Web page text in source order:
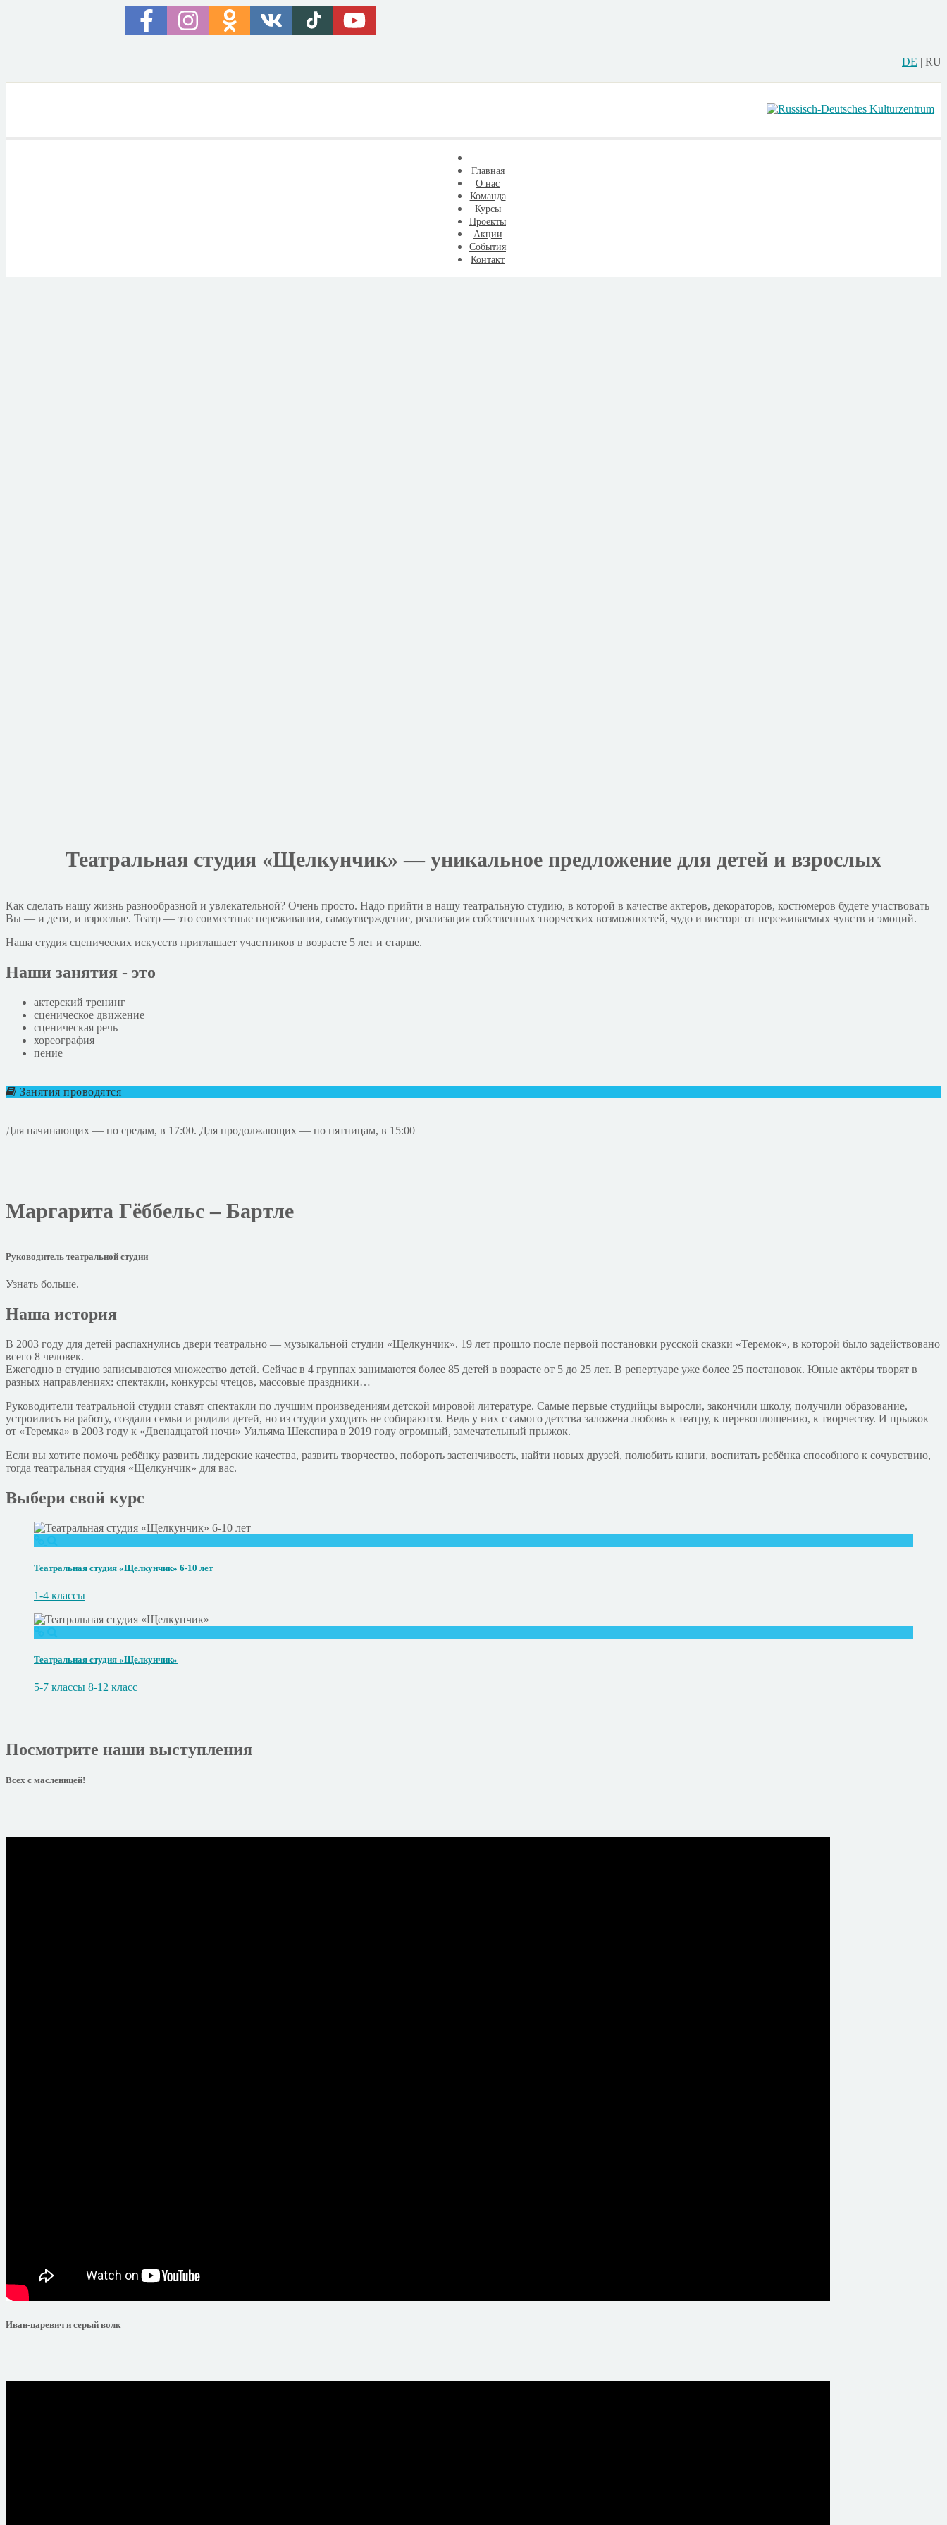
DE | RU
Главная
О нас
Команда
Курсы
Проекты
Акции
События
Контакт
Театральная студия «Щелкунчик» — уникальное предложение для детей и взрослых
Как сделать нашу жизнь разнообразной и увлекательной? Очень просто. Надо прийти в нашу театральную студию, в которой в качестве актеров, декораторов, костюмеров будете участвовать
Вы — и дети, и взрослые. Театр — это совместные переживания, самоутверждение, реализация собственных творческих возможностей, чудо и восторг от переживаемых чувств и эмоций.
Наша студия сценических искусств приглашает участников в возрасте 5 лет и старше.
Наши занятия - это
актерский тренинг
сценическое движение
сценическая речь
хореография
пение
Занятия проводятся
Для начинающих — по средам, в 17:00. Для продолжающих — по пятницам, в 15:00
Маргарита Гёббельс – Бартле
Руководитель театральной студии
Узнать больше.
Наша история
В 2003 году для детей распахнулись двери театрально — музыкальной студии «Щелкунчик». 19 лет прошло после первой постановки русской сказки «Теремок», в которой было задействовано
всего 8 человек.
Ежегодно в студию записываются множество детей. Сейчас в 4 группах занимаются более 85 детей в возрасте от 5 до 25 лет. В репертуаре уже более 25 постановок. Юные актёры творят в
разных направлениях: спектакли, конкурсы чтецов, массовые праздники…
Руководители театральной студии ставят спектакли по лучшим произведениям детской мировой литературе. Самые первые студийцы выросли, закончили школу, получили образование,
устроились на работу, создали семьи и родили детей, но из студии уходить не собираются. Ведь у них с самого детства заложена любовь к театру, к перевоплощению, к творчеству. И прыжок
от «Теремка» в 2003 году к «Двенадцатой ночи» Уильяма Шекспира в 2019 году огромный, замечательный прыжок.
Если вы хотите помочь ребёнку развить лидерские качества, развить творчество, побороть застенчивость, найти новых друзей, полюбить книги, воспитать ребёнка способного к сочувствию,
тогда театральная студия «Щелкунчик» для вас.
Выбери свой курс
Театральная студия «Щелкунчик» 6-10 лет
1-4 классы
Театральная студия «Щелкунчик»
5-7 классы 8-12 класс
Посмотрите наши выступления
Всех с масленицей!
Иван-царевич и серый волк